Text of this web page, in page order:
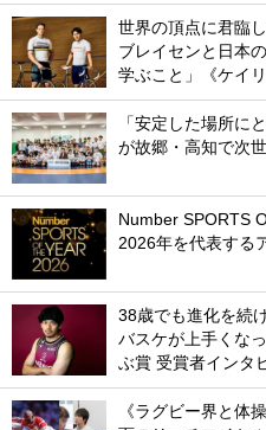
世界の頂点に君臨
ブレイセンと日本
学ぶこと」《ケイ
「安定した場所に
が故郷・高知で次
Number SPORTS
2026年を代表する
38歳でも進化を続
バスケが上手くな
ぶ賞 受賞者インタ
《ラグビー界と体